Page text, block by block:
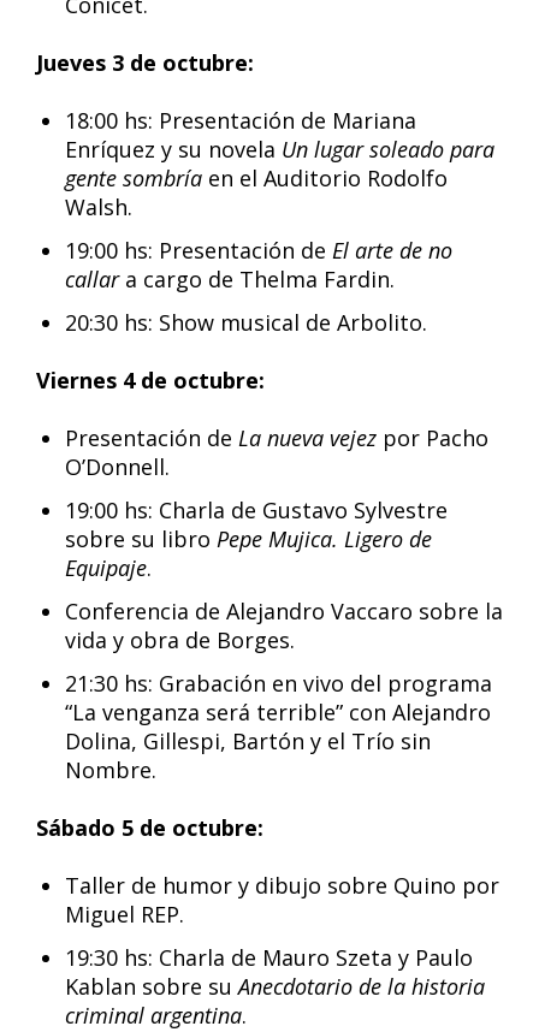
Jueves 3 de octubre:
18:00 hs: Presentación de Mariana
Enríquez y su novela Un lugar soleado para
gente sombría en el Auditorio Rodolfo
Walsh.
19:00 hs: Presentación de El arte de no
callara cargo de Thelma Fardin.
20:30 hs: Show musical de Arbolito.
Viernes 4 de octubre:
Presentación de La nueva vejez por Pacho
O’Donnell.
19:00 hs: Charla de Gustavo Sylvestre
sobre su libro Pepe Mujica. Ligero de
Equipaje.
Conferencia de Alejandro Vaccaro sobre la
vida y obra de Borges.
21:30 hs: Grabación en vivo del programa
“La venganza será terrible” con Alejandro
Dolina, Gillespi, Bartón y el Trío sin
Nombre.
Sábado 5 de octubre:
Taller de humor y dibujo sobre Quino por
Miguel REP.
19:30 hs: Charla de Mauro Szeta y Paulo
Kablan sobre suAnecdotario de la historia
criminal argentina.